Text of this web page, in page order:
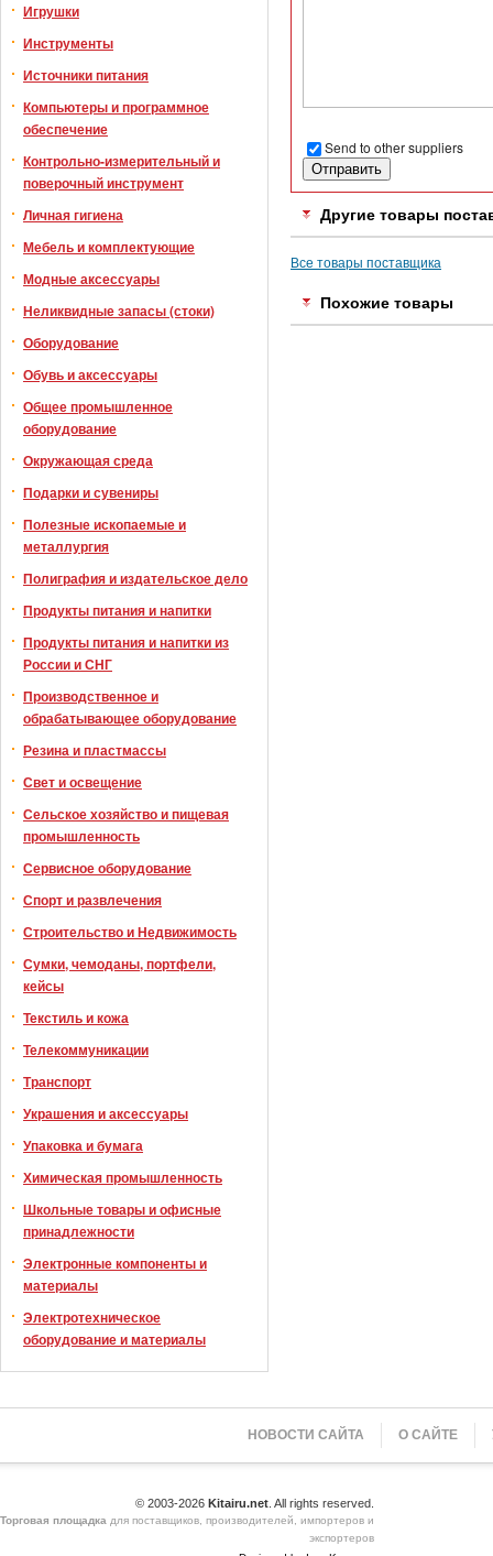
Игрушки
Инструменты
Источники питания
Компьютеры и программное
обеспечение
Контрольно-измерительный и
поверочный инструмент
Личная гигиена
Мебель и комплектующие
Модные аксессуары
Неликвидные запасы (стоки)
Оборудование
Обувь и аксессуары
Общее промышленное
оборудование
Окружающая среда
Подарки и сувениры
Полезные ископаемые и
металлургия
Полиграфия и издательское дело
Продукты питания и напитки
Продукты питания и напитки из
России и СНГ
Производственное и
обрабатывающее оборудование
Резина и пластмассы
Свет и освещение
Сельское хозяйство и пищевая
промышленность
Сервисное оборудование
Спорт и развлечения
Строительство и Недвижимость
Сумки, чемоданы, портфели,
кейсы
Текстиль и кожа
Телекоммуникации
Транспорт
Украшения и аксессуары
Упаковка и бумага
Химическая промышленность
Школьные товары и офисные
принадлежности
Электронные компоненты и
материалы
Электротехническое
оборудование и материалы
Send to other suppliers
Другие товары
Все товары поставщика
Похожие товары
НОВОСТИ САЙТА О САЙТЕ
© 2003-2026 Kitairu.net . All rights reserved.
Торговая площадка для поставщиков, производителей, импортеров и
экспортеров